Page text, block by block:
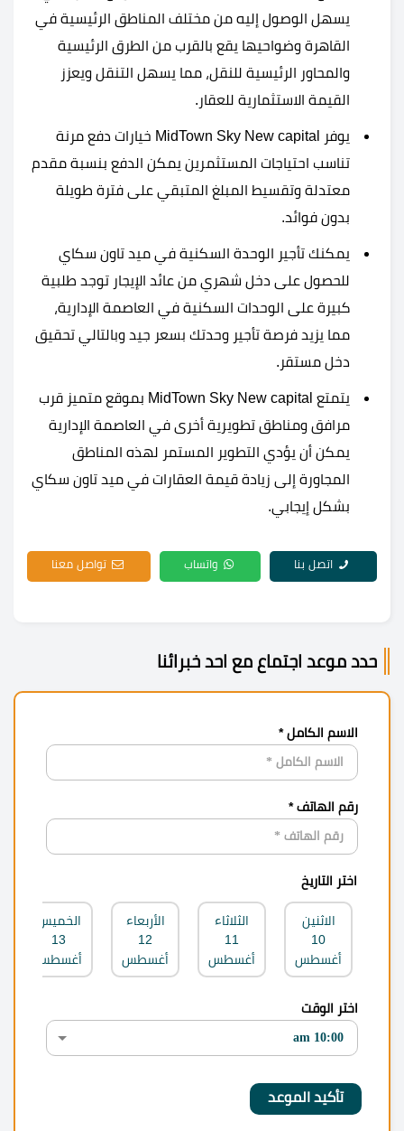
يسهل الوصول إليه من مختلف المناطق الرئيسية في
القاهرة وضواحيها يقع بالقرب من الطرق الرئيسية
والمحاور الرئيسية للنقل، مما يسهل التنقل ويعزز
القيمة الاستثمارية للعقار.
يوفر MidTown Sky New capital خيارات دفع مرنة
تناسب احتياجات المستثمرين يمكن الدفع بنسبة مقدم
معتدلة وتقسيط المبلغ المتبقي على فترة طويلة
بدون فوائد.
يمكنك تأجير الوحدة السكنية في ميد تاون سكاي
للحصول على دخل شهري من عائد الإيجار توجد طلبية
كبيرة على الوحدات السكنية في العاصمة الإدارية،
مما يزيد فرصة تأجير وحدتك بسعر جيد وبالتالي تحقيق
دخل مستقر.
يتمتع MidTown Sky New capital بموقع متميز قرب
مرافق ومناطق تطويرية أخرى في العاصمة الإدارية
يمكن أن يؤدي التطوير المستمر لهذه المناطق
المجاورة إلى زيادة قيمة العقارات في ميد تاون سكاي
بشكل إيجابي.
اتصل بنا واتساب تواصل معنا
حدد موعد اجتماع مع احد خبرائنا
الاسم الكامل *
رقم الهاتف *
اختر التاريخ
الاثنين
10
أغسطس
الثلاثاء
11
أغسطس
الأربعاء
12
أغسطس
الخميس
13
أغسطس
اختر الوقت